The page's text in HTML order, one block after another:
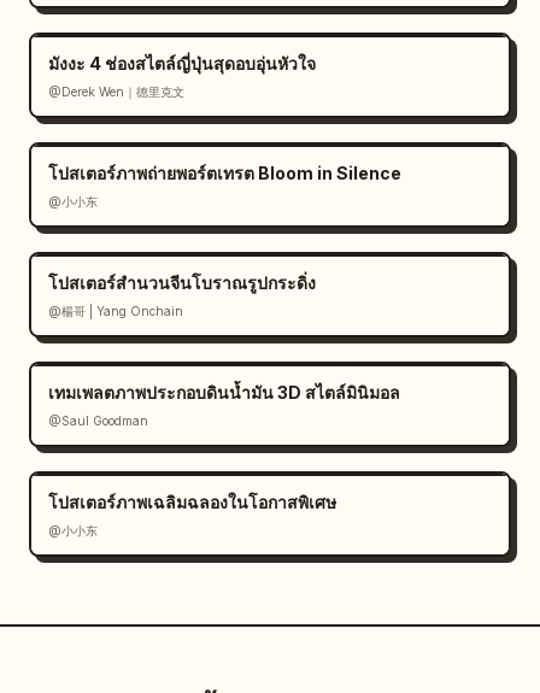
มังงะ 4 ช่องสไตล์ญี่ปุ่นสุดอบอุ่นหัวใจ
@Derek Wen｜德里克文
โปสเตอร์ภาพถ่ายพอร์ตเทรต Bloom in Silence
@小小东
โปสเตอร์สำนวนจีนโบราณรูปกระดิ่ง
@楊哥 | Yang Onchain
เทมเพลตภาพประกอบดินน้ำมัน 3D สไตล์มินิมอล
@Saul Goodman
โปสเตอร์ภาพเฉลิมฉลองในโอกาสพิเศษ
@小小东